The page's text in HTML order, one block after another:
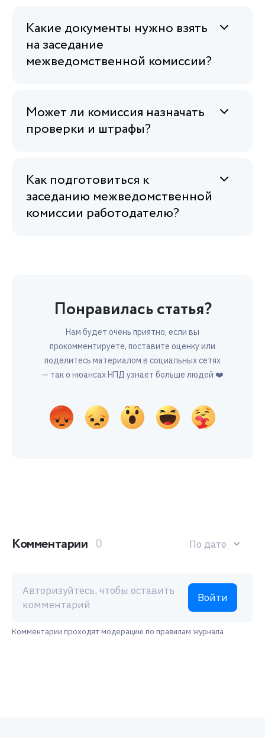
Какие документы нужно взять
на заседание
межведомственной комиссии?
Может ли комиссия назначать
проверки и штрафы?
Как подготовиться к
заседанию межведомственной
комиссии работодателю?
Понравилась статья?
Нам будет очень приятно, если вы
прокомментируете, поставите оценку или
поделитесь материалом в социальных сетях
— так о нюансах НПД узнает больше людей ❤️
Комментарии 0 По дате
Авторизуйтесь, чтобы оставить
комментарий
Войти
Комментарии проходят модерацию по правилам журнала